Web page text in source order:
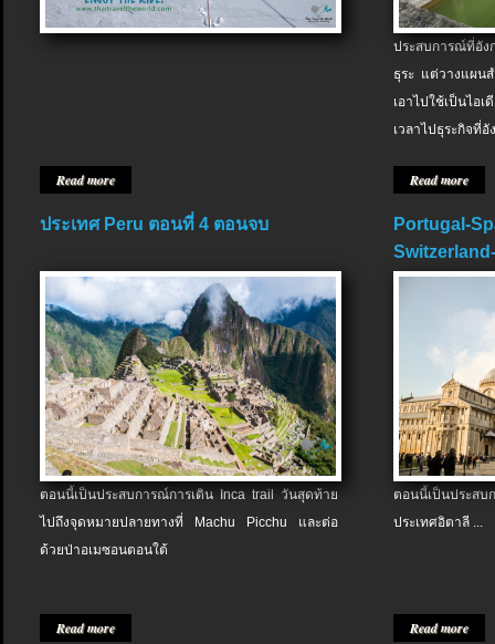
Read more
ประสบการณ์ที่อัง
ธุระ แต่วางแผน
เอาไปใช้เป็นไอ
เวลาไปธุระกิจที่อั
Read more
ประเทศ Peru ตอนที่ 4 ตอนจบ
ตอนนี้เป็นประสบการณ์การเดิน Inca trail วันสุดท้าย
ไปถึงจุดหมายปลายทางที่ Machu Picchu และต่อ
ด้วยป่าอเมซอนตอนใต้
Read more
Portugal-
ตอนนี้เป็นประส
ประเทศอิตาลี ...
Read more